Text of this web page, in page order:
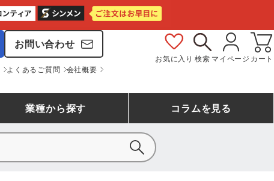
お問い合わせ
よくあるご質問 会社概要
お気に入り 検索 マイページ カート
業種から探す コラムを見る